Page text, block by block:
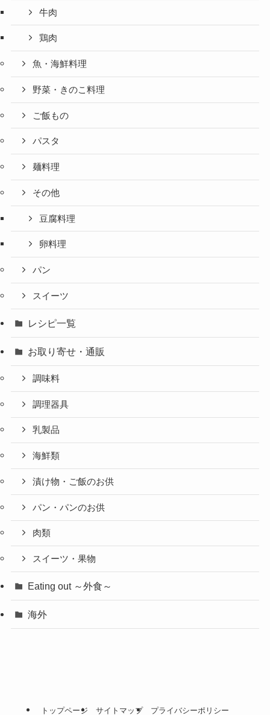
牛肉
鶏肉
魚・海鮮料理
野菜・きのこ料理
ご飯もの
パスタ
麺料理
その他
豆腐料理
卵料理
パン
スイーツ
レシピ一覧
お取り寄せ・通販
調味料
調理器具
乳製品
海鮮類
漬け物・ご飯のお供
パン・パンのお供
肉類
スイーツ・果物
Eating out ～外食～
海外
トップページ サイトマップ プライバシーポリシー